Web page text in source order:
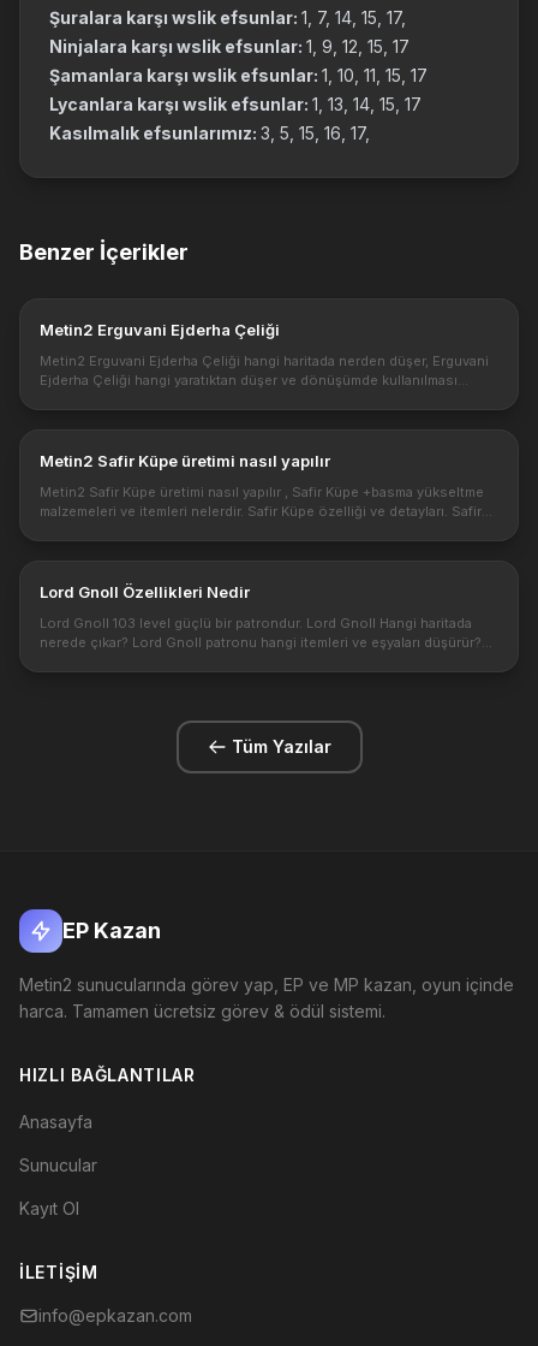
Şuralara karşı wslik efsunlar: 1, 7, 14, 15, 17,
Ninjalara karşı wslik efsunlar: 1, 9, 12, 15, 17
Şamanlara karşı wslik efsunlar: 1, 10, 11, 15, 17
Lycanlara karşı wslik efsunlar: 1, 13, 14, 15, 17
Kasılmalık efsunlarımız: 3, 5, 15, 16, 17,
Benzer İçerikler
Metin2 Erguvani Ejderha Çeliği
Metin2 Erguvani Ejderha Çeliği hangi haritada nerden düşer, Erguvani
Ejderha Çeliği hangi yaratıktan düşer ve dönüşümde kullanılması
Metin2 Safir Küpe üretimi nasıl yapılır
Metin2 Safir Küpe üretimi nasıl yapılır , Safir Küpe +basma yükseltme
malzemeleri ve itemleri nelerdir. Safir Küpe özelliği ve detayları. Safir
Lord Gnoll Özellikleri Nedir
Lord Gnoll 103 level güçlü bir patrondur. Lord Gnoll Hangi haritada
nerede çıkar? Lord Gnoll patronu hangi itemleri ve eşyaları düşürür?
Tüm Yazılar
EP Kazan
Metin2 sunucularında görev yap, EP ve MP kazan, oyun içinde
harca. Tamamen ücretsiz görev & ödül sistemi.
HIZLI BAĞLANTILAR
Anasayfa
Sunucular
Kayıt Ol
İLETIŞIM
info@epkazan.com